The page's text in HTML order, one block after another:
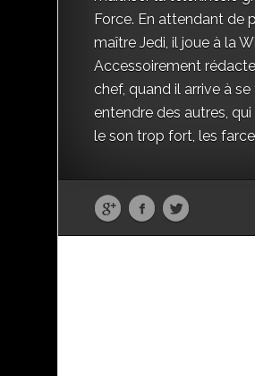
Force. En attendant de
maître Jedi, il joue à la
Accessoirement
chef, quand il arrive à se
entendre des autres,
le son trop fort, les